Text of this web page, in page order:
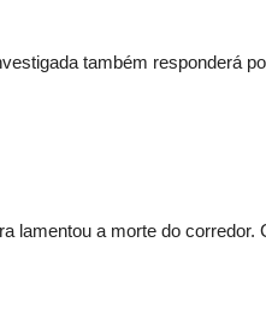
também responderá
lamentou a morte do corredor.